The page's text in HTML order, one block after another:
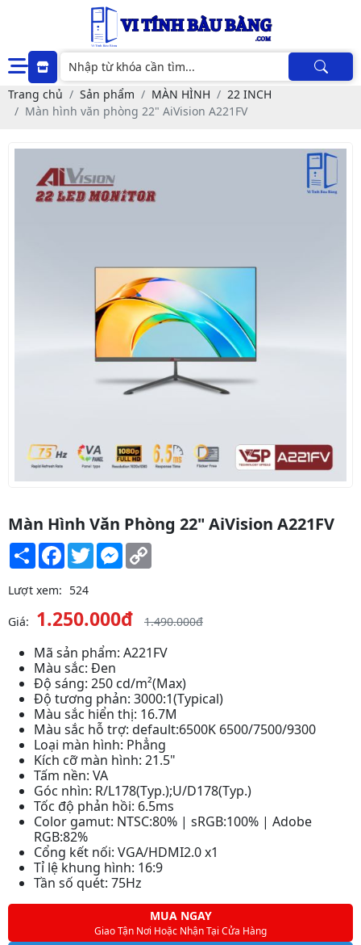
Trang chủ Sản phẩm MÀN HÌNH
22 INCH
Màn hình văn phòng 22" AiVision A221FV
Màn Hình Văn Phòng 22" AiVision A221FV
Share Facebook
TwitterMessenger
Lượt xem: 524
Giá: 1.250.000đ 1.490.000đ
Mã sản phẩm: A221FV
Màu sắc: Đen
Độ sáng: 250 cd/m²(Max)
Độ tương phản: 3000:1(Typical)
Màu sắc hiển thị: 16.7M
Màu sắc hỗ trợ: default:6500K 6500/7500/9300
Loại màn hình: Phẳng
Kích cỡ màn hình: 21.5"
Tấm nền: VA
Góc nhìn: R/L178(Typ.);U/D178(Typ.)
Tốc độ phản hồi: 6.5ms
Color gamut: NTSC:80% | sRGB:100% | Adobe
RGB:82%
Cổng kết nối: VGA/HDMI2.0 x1
Tỉ lệ khung hình: 16:9
Tần số quét: 75Hz
MUA NGAY
Giao Tận Nơi Hoặc Nhận Tại Cửa Hàng